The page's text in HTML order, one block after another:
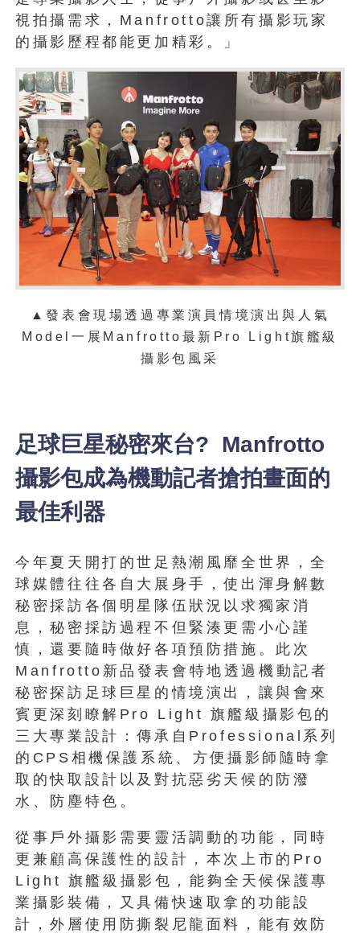
視拍攝需求，Manfrotto讓所有攝影玩家
的攝影歷程都能更加精彩。」
▲發表會現場透過專業演員情境演出與人氣
Model一展Manfrotto最新Pro Light旗艦級
攝影包風采
足球巨星秘密來台? Manfrotto
攝影包成為機動記者搶拍畫面的
最佳利器
今年夏天開打的世足熱潮風靡全世界，全
球媒體往往各自大展身手，使出渾身解數
秘密採訪各個明星隊伍狀況以求獨家消
息，秘密採訪過程不但緊湊更需小心謹
慎，還要隨時做好各項預防措施。此次
Manfrotto新品發表會特地透過機動記者
秘密探訪足球巨星的情境演出，讓與會來
賓更深刻瞭解Pro Light 旗艦級攝影包的
三大專業設計：傳承自Professional系列
的CPS相機保護系統、方便攝影師隨時拿
取的快取設計以及對抗惡劣天候的防潑
水、防塵特色。
從事戶外攝影需要靈活調動的功能，同時
更兼顧高保護性的設計，本次上市的Pro
Light 旗艦級攝影包，能夠全天候保護專
業攝影裝備，又具備快速取拿的功能設
計，外層使用防撕裂尼龍面料，能有效防